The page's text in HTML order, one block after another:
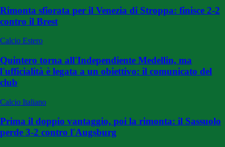
Rimonta sfiorata per il Venezia di Stroppa: finisce 2-2
contro il Brest
Calcio Estero
Quintero torna all'Independiente Medellin, ma
l'ufficialità è legata a un obiettivo: il comunicato del
club
Calcio Italiano
Prima il doppio vantaggio, poi la rimonta: il Sassuolo
perde 3-2 contro l'Augsburg